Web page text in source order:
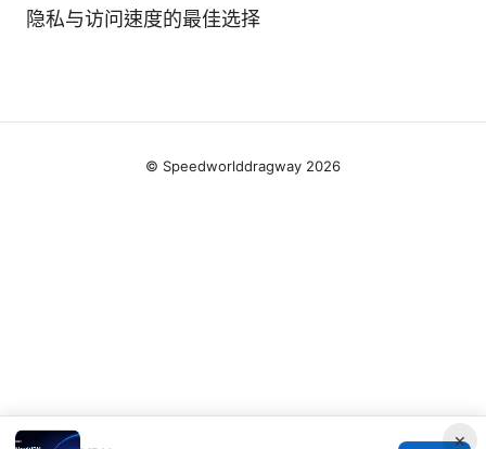
隐私与访问速度的最佳选择
×
© Speedworlddragway 2026